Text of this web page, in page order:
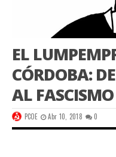
EL
CÓRDOBA:
AL FASCISMO
PCOE Abr 10, 2018 0